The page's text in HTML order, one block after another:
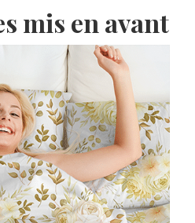
mis en avant